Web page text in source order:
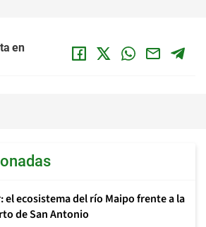
en
el ecosistema del río Maipo frente a la
de San Antonio